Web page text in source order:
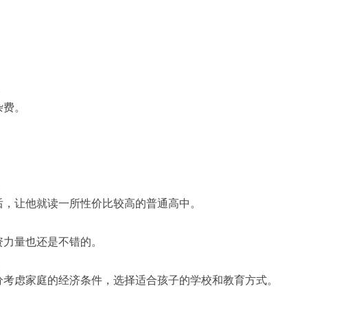
。
让他就读一所性价比较高的普通高中。
量也还是不错的。
虑家庭的经济条件，选择适合孩子的学校和教育方式。